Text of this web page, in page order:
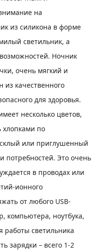
на
из силикона в форме
светильник, а
Ночник
очень мягкий и
качественного
для здоровья.
несколько цветов,
хлопками по
или приглушенный
потребностей. Это очень
в проводах или
ионного
от любого USB-
компьютера, ноутбука,
работы светильника
зарядки – всего 1-2